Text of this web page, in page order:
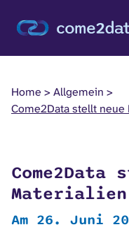
Home
Allgemein
Come2Data stellt
Am 26. Juni